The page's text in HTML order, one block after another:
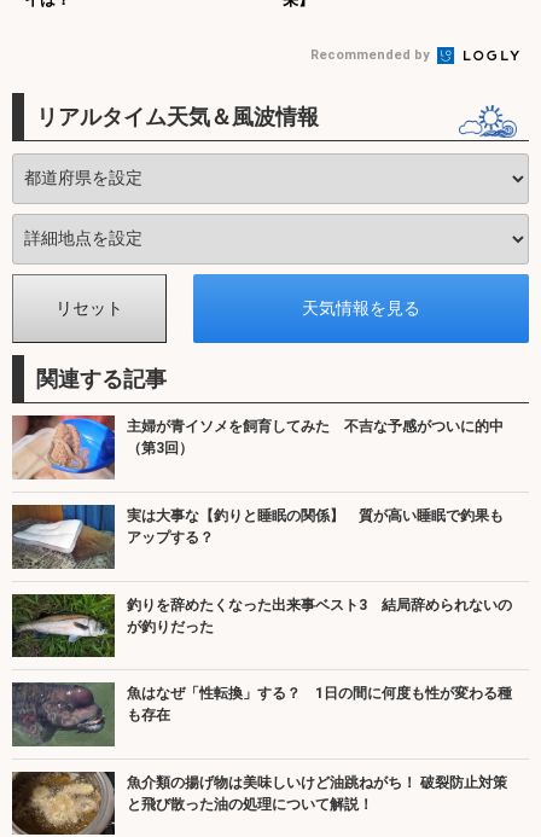
Recommended by
リアルタイム天気＆風波情報
関連する記事
主婦が青イソメを飼育してみた 不吉な予感がついに的中
（第3回）
実は大事な【釣りと睡眠の関係】 質が高い睡眠で釣果も
アップする？
釣りを辞めたくなった出来事ベスト3 結局辞められないの
が釣りだった
魚はなぜ「性転換」する？ 1日の間に何度も性が変わる種
も存在
魚介類の揚げ物は美味しいけど油跳ねがち！ 破裂防止対策
と飛び散った油の処理について解説！